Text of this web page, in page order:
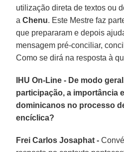
utilização direta de textos ou
aChenu. Este Mestre faz
que prepararam e depois
mensagem pré-conciliar,
Como se dirá na resposta à
IHU On-Line - De modo
participação, a importância
dominicanos no processo
encíclica?
Frei Carlos Josaphat -